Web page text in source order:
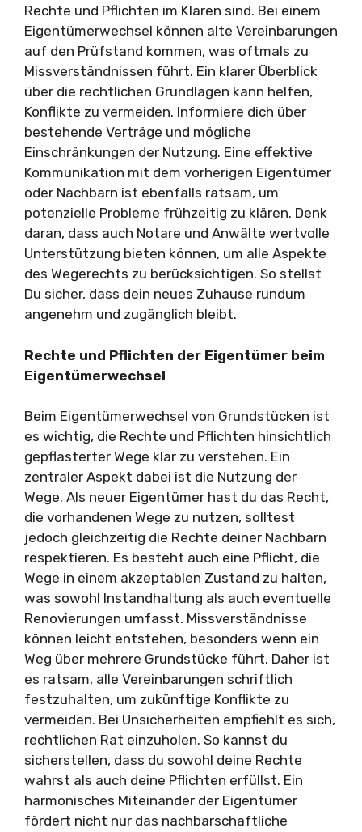
Rechte und Pflichten im Klaren sind. Bei einem
Eigentümerwechsel können alte Vereinbarungen
auf den Prüfstand kommen, was oftmals zu
Missverständnissen führt. Ein klarer Überblick
über die rechtlichen Grundlagen kann helfen,
Konflikte zu vermeiden. Informiere dich über
bestehende Verträge und mögliche
Einschränkungen der Nutzung. Eine effektive
Kommunikation mit dem vorherigen Eigentümer
oder Nachbarn ist ebenfalls ratsam, um
potenzielle Probleme frühzeitig zu klären. Denk
daran, dass auch Notare und Anwälte wertvolle
Unterstützung bieten können, um alle Aspekte
des Wegerechts zu berücksichtigen. So stellst
Du sicher, dass dein neues Zuhause rundum
angenehm und zugänglich bleibt.
Rechte und Pflichten der Eigentümer beim
Eigentümerwechsel
Beim Eigentümerwechsel von Grundstücken ist
es wichtig, die Rechte und Pflichten hinsichtlich
gepflasterter Wege klar zu verstehen. Ein
zentraler Aspekt dabei ist die Nutzung der
Wege. Als neuer Eigentümer hast du das Recht,
die vorhandenen Wege zu nutzen, solltest
jedoch gleichzeitig die Rechte deiner Nachbarn
respektieren. Es besteht auch eine Pflicht, die
Wege in einem akzeptablen Zustand zu halten,
was sowohl Instandhaltung als auch eventuelle
Renovierungen umfasst. Missverständnisse
können leicht entstehen, besonders wenn ein
Weg über mehrere Grundstücke führt. Daher ist
es ratsam, alle Vereinbarungen schriftlich
festzuhalten, um zukünftige Konflikte zu
vermeiden. Bei Unsicherheiten empfiehlt es sich,
rechtlichen Rat einzuholen. So kannst du
sicherstellen, dass du sowohl deine Rechte
wahrst als auch deine Pflichten erfüllst. Ein
harmonisches Miteinander der Eigentümer
fördert nicht nur das nachbarschaftliche